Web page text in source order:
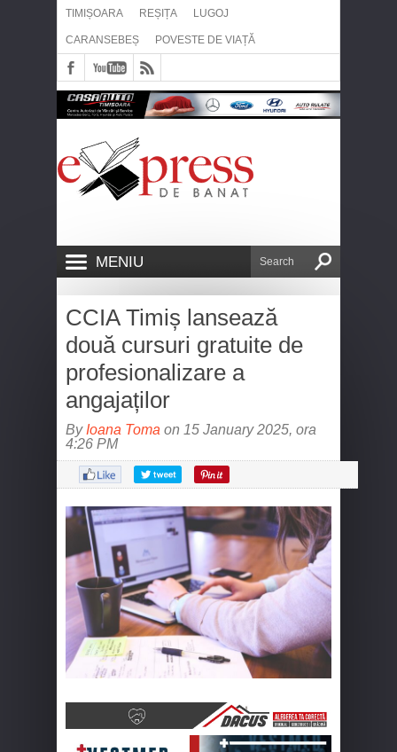
TIMIȘOARA REȘIȚA LUGOJ
CARANSEBEȘ POVESTE DE VIAȚĂ
MENIU
CCIA Timiș lansează
două cursuri gratuite de
profesionalizare a
angajaților
By Ioana Toma on 15 January 2025, ora
4:26 PM